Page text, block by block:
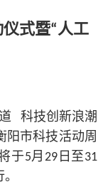
式暨“人工
科技创新浪潮
阳市科技活动周
于5月29日至31